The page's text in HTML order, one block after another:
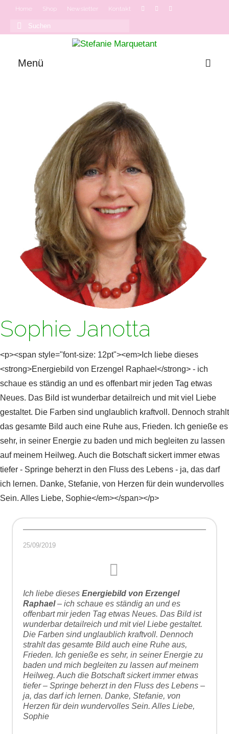
Home Shop Newsletter Kontakt
Suchen
Menü
Sophie Janotta
<p><span style="font-size: 12pt"><em>Ich liebe dieses
<strong>Energiebild von Erzengel Raphael</strong> - ich
schaue es ständig an und es offenbart mir jeden Tag etwas
Neues. Das Bild ist wunderbar detailreich und mit viel Liebe
gestaltet. Die Farben sind unglaublich kraftvoll. Dennoch strahlt
das gesamte Bild auch eine Ruhe aus, Frieden. Ich genieße es
sehr, in seiner Energie zu baden und mich begleiten zu lassen
auf meinem Heilweg. Auch die Botschaft sickert immer etwas
tiefer - Springe beherzt in den Fluss des Lebens - ja, das darf
ich lernen. Danke, Stefanie, von Herzen für dein wundervolles
Sein. Alles Liebe, Sophie</em></span></p>
25/09/2019
Ich liebe dieses Energiebild von Erzengel
Raphael– ich schaue es ständig an und es
offenbart mir jeden Tag etwas Neues. Das Bild ist
wunderbar detailreich und mit viel Liebe gestaltet.
Die Farben sind unglaublich kraftvoll. Dennoch
strahlt das gesamte Bild auch eine Ruhe aus,
Frieden. Ich genieße es sehr, in seiner Energie zu
baden und mich begleiten zu lassen auf meinem
Heilweg. Auch die Botschaft sickert immer etwas
tiefer – Springe beherzt in den Fluss des Lebens –
ja, das darf ich lernen. Danke, Stefanie, von
Herzen für dein wundervolles Sein. Alles Liebe,
Sophie